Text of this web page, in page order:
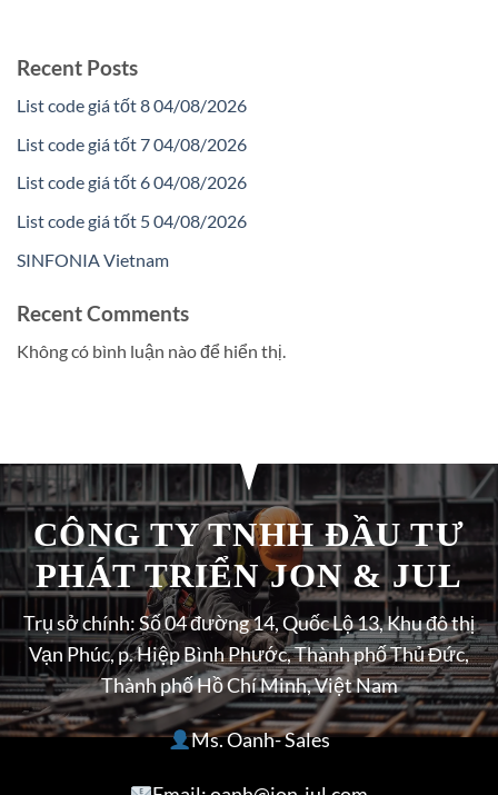
Recent Posts
List code giá tốt 8 04/08/2026
List code giá tốt 7 04/08/2026
List code giá tốt 6 04/08/2026
List code giá tốt 5 04/08/2026
SINFONIA Vietnam
Recent Comments
Không có bình luận nào để hiển thị.
CÔNG TY TNHH ĐẦU TƯ
PHÁT TRIỂN JON & JUL
Trụ sở chính: Số 04 đường 14, Quốc Lộ 13, Khu đô thị
Vạn Phúc, p. Hiệp Bình Phước, Thành phố Thủ Đức,
Thành phố Hồ Chí Minh, Việt Nam
Ms. Oanh- Sales